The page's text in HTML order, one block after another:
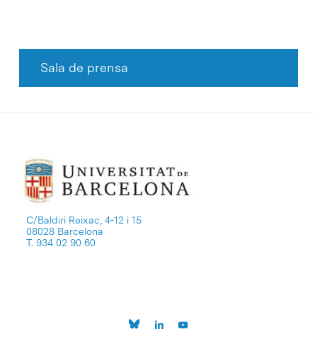
Sala de prensa
C/Baldiri Reixac, 4-12 i 15
08028 Barcelona
T. 934 02 90 60